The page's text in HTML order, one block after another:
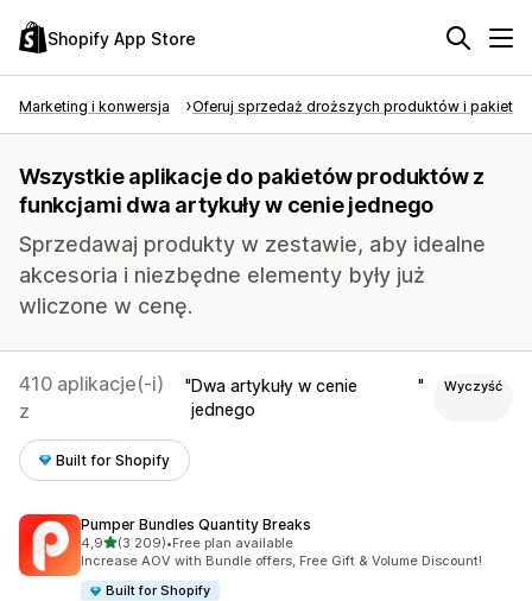
Shopify App Store
Marketing i konwersja Oferuj sprzedaż droższych produktów i
Wszystkie aplikacje do pakietów produktów z
funkcjami dwa artykuły w cenie jednego
Sprzedawaj produkty w zestawie, aby idealne
akcesoria i niezbędne elementy były już
wliczone w cenę.
410 aplikacje(-i)
z
Dwa artykuły w cenie
jednego
Wyczyść
Built for Shopify
Pumper Bundles Quantity Breaks
4,9na 5 gwiazdek
(3 209)
Łączna liczba recenzji: 3209
•Free plan available
Increase AOV with Bundle offers, Free Gift & Volume Discount!
Built for Shopify